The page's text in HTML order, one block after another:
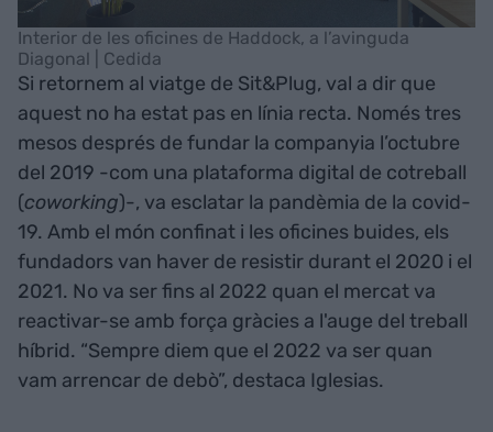
Interior de les oficines de Haddock, a l’avinguda
Diagonal | Cedida
Si retornem al viatge de Sit&Plug, val a dir que
aquest no ha estat pas en línia recta. Només tres
mesos després de fundar la companyia l’octubre
del 2019 -com una plataforma digital de cotreball
(coworking)-, va esclatar la pandèmia de la covid-
19. Amb el món confinat i les oficines buides, els
fundadors van haver de resistir durant el 2020 i el
2021. No va ser fins al 2022 quan el mercat va
reactivar-se amb força gràcies a l'auge del treball
híbrid. “Sempre diem que el 2022 va ser quan
vam arrencar de debò”, destaca Iglesias.